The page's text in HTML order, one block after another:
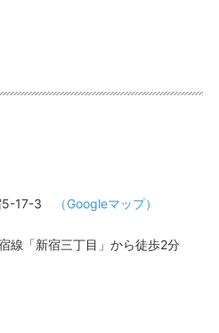
5-17-3
（Googleマップ）
線「新宿三丁目」から徒歩2分